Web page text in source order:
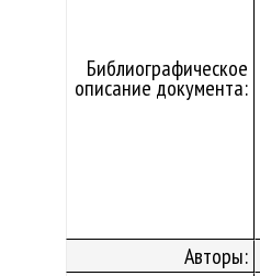
Библиографическое
описание документа:
Авторы: